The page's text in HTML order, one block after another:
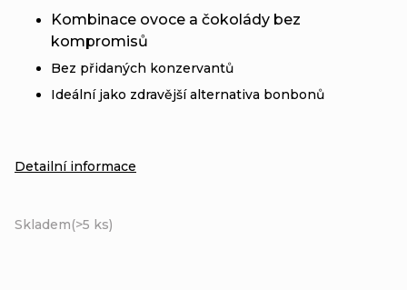
Skladem(>5 ks)
Kombinace ovoce a čokolády bez
kompromisů
Bez přidaných konzervantů
Ideální jako zdravější alternativa bonbonů
Detailní informace